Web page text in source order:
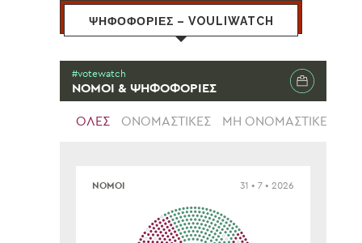
ΨΗΦΟΦΟΡΙΕΣ – VOULIWATCH